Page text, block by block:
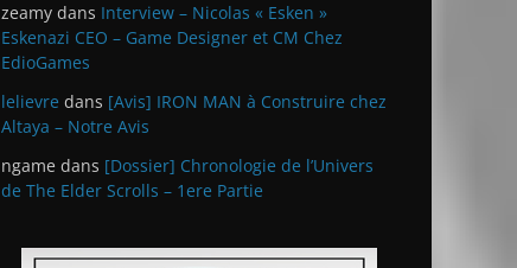
zeamy dans Interview – Nicolas « Esken »
Eskenazi CEO – Game Designer et CM Chez
EdioGames
lelievre dans [Avis] IRON MAN à Construire chez
Altaya – Notre Avis
ngame dans [Dossier] Chronologie de l’Univers
de The Elder Scrolls – 1ere Partie